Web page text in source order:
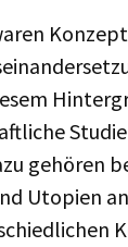
gehören
Utopien